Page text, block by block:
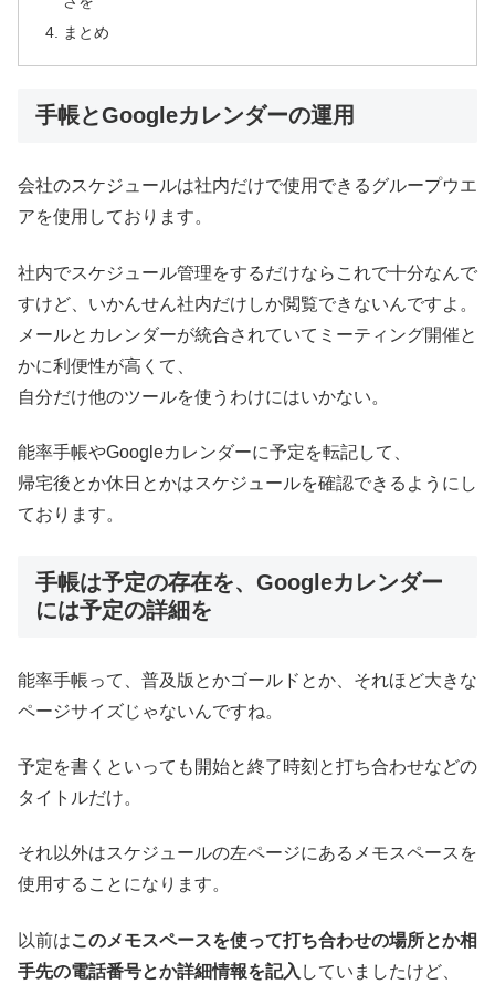
まとめ
手帳とGoogleカレンダーの運用
会社のスケジュールは社内だけで使用できるグループウエ
アを使用しております。
社内でスケジュール管理をするだけならこれで十分なんで
すけど、いかんせん社内だけしか閲覧できないんですよ。
メールとカレンダーが統合されていてミーティング開催と
かに利便性が高くて、
自分だけ他のツールを使うわけにはいかない。
能率手帳やGoogleカレンダーに予定を転記して、
帰宅後とか休日とかはスケジュールを確認できるようにし
ております。
手帳は予定の存在を、Googleカレンダー
には予定の詳細を
能率手帳って、普及版とかゴールドとか、それほど大きな
ページサイズじゃないんですね。
予定を書くといっても開始と終了時刻と打ち合わせなどの
タイトルだけ。
それ以外はスケジュールの左ページにあるメモスペースを
使用することになります。
以前はこのメモスペースを使って打ち合わせの場所とか相
手先の電話番号とか詳細情報を記入 していましたけど、